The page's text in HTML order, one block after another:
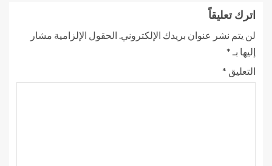
اترك تعليقاً
لن يتم نشر عنوان بريدك الإلكتروني. الحقول الإلزامية مشار
إليها بـ *
التعليق *